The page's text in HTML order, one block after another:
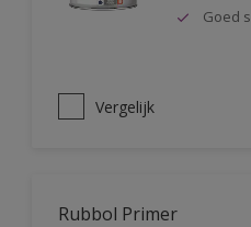
Goed
Vergelijk
Rubbol Primer